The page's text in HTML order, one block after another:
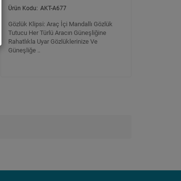
AKT-A677
Gözlük Klipsi: Araç İçi Mandallı Gözlük
Tutucu Her Türlü Aracın Güneşliğine
Rahatlıkla Uyar Gözlüklerinize Ve
Güneşliğe ..